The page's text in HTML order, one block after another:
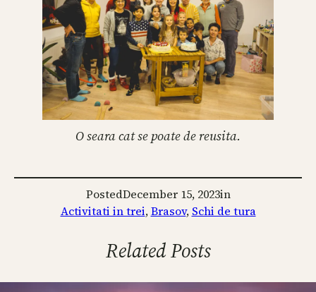
O seara cat se poate de reusita.
PostedDecember 15, 2023in
Activitati in trei, Brasov, Schi de tura
Related Posts